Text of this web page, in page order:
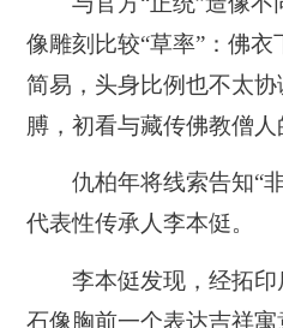
像雕刻比较“草率”：佛
简易，头身比例也不太
膊，初看与藏传佛教僧人
仇柏年将线索告知“非
代表性传承人李本侹。
李本侹发现，经拓印
石像胸前一个表达吉祥寓